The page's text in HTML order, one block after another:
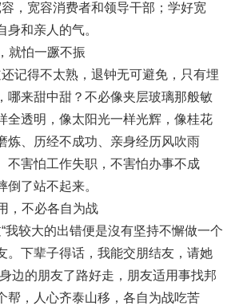
，宽容消费者和领导干部；学好宽
和亲人的气。
就怕一蹶不振
记得不太熟，退钟无可避免，只有埋
哪来甜中甜？不必像夹层玻璃那般敏
全透明，像太阳光一样光辉，像桂花
炼、历经不成功、亲身经历风吹雨
不害怕工作失职，不害怕办事不成
了站不起来。
，不必各自为战
我较大的出错便是沒有坚持不懈做一个
。下辈子得话，我能交朋结友，请她
边的朋友了路好走，朋友适用事找邦
帮，人心齐泰山移，各自为战吃苦